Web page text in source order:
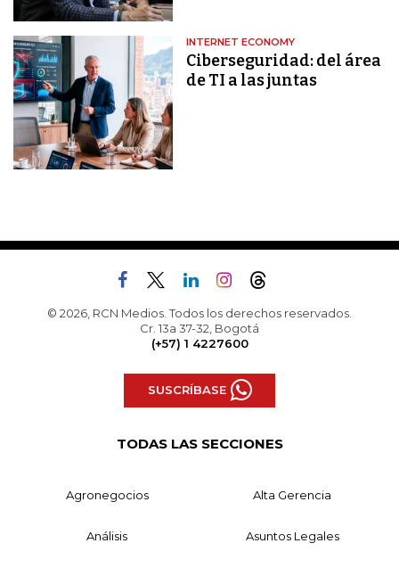
INTERNET ECONOMY
Ciberseguridad: del área
de TI a las juntas
© 2026, RCN Medios. Todos los derechos reservados.
Cr. 13a 37-32, Bogotá
(+57) 1 4227600
SUSCRÍBASE
TODAS LAS SECCIONES
Agronegocios Alta Gerencia
Análisis Asuntos Legales